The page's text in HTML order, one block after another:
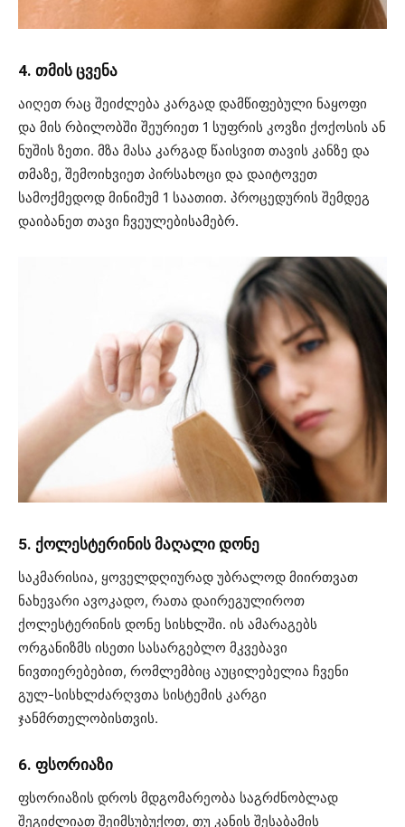
4. თმის ცვენა
აიღეთ რაც შეიძლება კარგად დამწიფებული ნაყოფი
და მის რბილობში შეურიეთ 1 სუფრის კოვზი ქოქოსის ან
ნუშის ზეთი. მზა მასა კარგად წაისვით თავის კანზე და
თმაზე, შემოიხვიეთ პირსახოცი და დაიტოვეთ
სამოქმედოდ მინიმუმ 1 საათით. პროცედურის შემდეგ
დაიბანეთ თავი ჩვეულებისამებრ.
5. ქოლესტერინის მაღალი დონე
საკმარისია, ყოველდღიურად უბრალოდ მიირთვათ
ნახევარი ავოკადო, რათა დაირეგულიროთ
ქოლესტერინის დონე სისხლში. ის ამარაგებს
ორგანიზმს ისეთი სასარგებლო მკვებავი
ნივთიერებებით, რომლემბიც აუცილებელია ჩვენი
გულ-სისხლძარღვთა სისტემის კარგი
ჯანმრთელობისთვის.
6. ფსორიაზი
ფსორიაზის დროს მდგომარეობა საგრძნობლად
შეგიძლიათ შეიმსუბუქოთ, თუ კანის შესაბამის